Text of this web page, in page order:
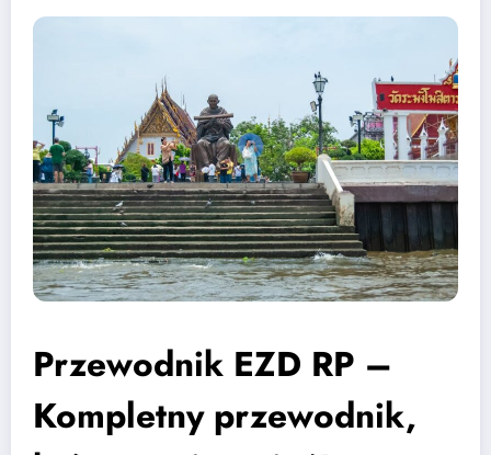
Przewodnik EZD RP –
Kompletny przewodnik,